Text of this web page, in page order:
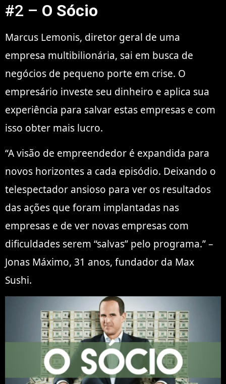
#2 – O Sócio
Marcus Lemonis, diretor geral de uma
empresa multibilionária, sai em busca de
negócios de pequeno porte em crise. O
empresário investe seu dinheiro e aplica sua
experiência para salvar estas empresas e com
isso obter mais lucro.
“A visão de empreendedor é expandida para
novos horizontes a cada episódio. Deixando o
telespectador ansioso para ver os resultados
das ações que foram implantadas nas
empresas e de ver novas empresas com
dificuldades serem “salvas” pelo programa.” –
Jonas Máximo, 31 anos, fundador da Max
Sushi.